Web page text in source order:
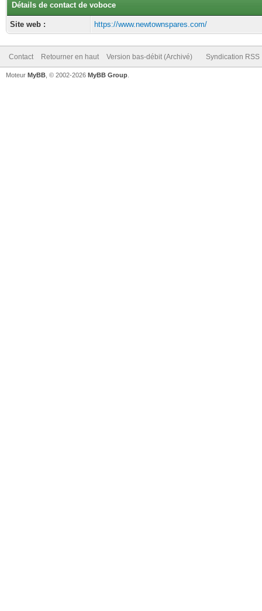
Détails de contact de voboce
Site web : https://www.newtownspares.com/
Contact Retourner en haut Version bas-débit (Archivé) Syndication RSS
Moteur MyBB , © 2002-2026 MyBB Group